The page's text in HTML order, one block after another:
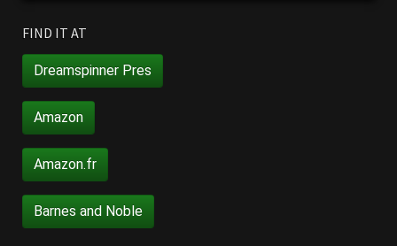
FIND IT AT
Dreamspinner Pres
Amazon
Amazon.fr
Barnes and Noble